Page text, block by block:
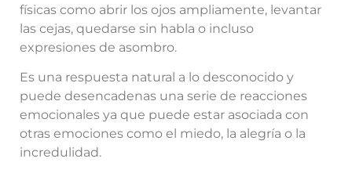
físicas como abrir los ojos ampliamente, levantar
las cejas, quedarse sin habla o incluso
expresiones de asombro.
Es una respuesta natural a lo desconocido y
puede desencadenas una serie de reacciones
emocionales ya que puede estar asociada con
otras emociones como el miedo, la alegría o la
incredulidad.